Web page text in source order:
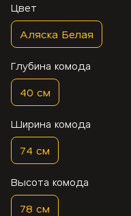
Цвет
Аляска Белая
Глубина комода
40 см
Ширина комода
74 см
Высота комода
78 см